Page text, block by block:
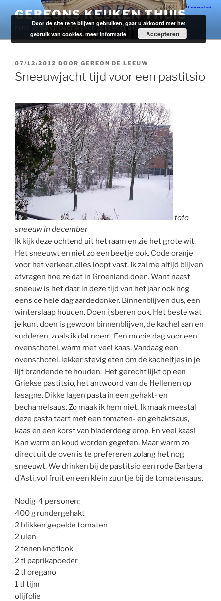
naar
inhoud
GEREONS KEUKEN THUIS
Fijne verhalen over wijn en spijs voor alledag.
GEPLAATST
OP
07/12/2012 DOOR GEREON DE LEEUW
Sneeuwjacht tijd voor een pastitsio
foto
sneeuw in december
Ik kijk deze ochtend uit het raam en zie het grote wit.
Het sneeuwt en niet zo een beetje ook. Code oranje
voor het verkeer, alles loopt vast. Ik zal me altijd blijven
afvragen hoe ze dat in Groenland doen. Want naast
sneeuw is het daar in deze tijd van het jaar ook nog
eens de hele dag aardedonker. Binnenblijven dus, een
winterslaap houden. Doen ijsberen ook. Het beste wat
je kunt doen is gewoon binnenblijven, de kachel aan en
sudderen, zoals ik dat noem. Een mooie dag voor een
ovenschotel, warm met veel kaas. Vandaag een
ovenschotel, lekker stevig eten om de kacheltjes in je
lijf brandende te houden. Het gerecht lijkt op een
Griekse pastitsio, het antwoord van de Hellenen op
lasagne. Dikke lagen pasta in een gehakt- en
bechamelsaus. Zo maak ik hem niet. Ik maak meestal
deze pasta taart met een tomaten- en gehaktsaus,
kaas en een korst van bladerdeeg erop. En veel kaas!
Kan warm en koud worden gegeten. Maar warm zo
direct uit de oven is te prefereren zolang het nog
sneeuwt. We drinken bij de pastitsio een rode Barbera
d’Asti, vol fruit en een klein zuurtje bij de tomatensaus.
Nodig 4 personen:
400 g rundergehakt
2 blikken gepelde tomaten
2 uien
2 tenen knoflook
2 tl paprikapoeder
2 tl oregano
1 tl tijm
olijfolie
Door de site te te blijven gebruiken, gaat u akkoord met het
gebruik van cookies.meer informatie Accepteren